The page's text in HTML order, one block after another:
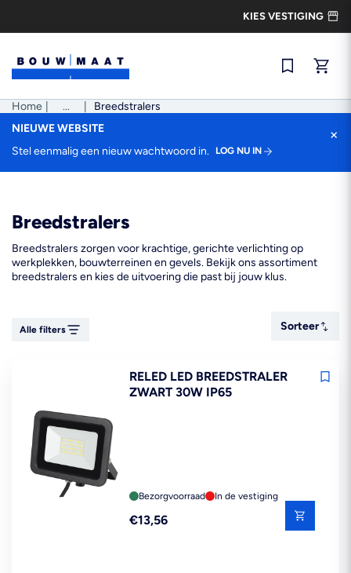
inhoud
KIES VESTIGING
Snel
Home ...
Pad
Breedstralers
NIEUWE WEBSITE
Stel eenmalig een nieuw wachtwoord in.
LOG NU IN
×
Breedstralers
Breedstralers zorgen voor krachtige, gerichte verlichting op
werkplekken, bouwterreinen en gevels. Bekijk ons assortiment
breedstralers en kies de uitvoering die past bij jouw klus.
Alle filters
Sorteer
Sorteer
RELED LED BREEDSTRALER
ZWART 30W IP65
Bezorgvoorraad In de vestiging
Reguliere
€13,56